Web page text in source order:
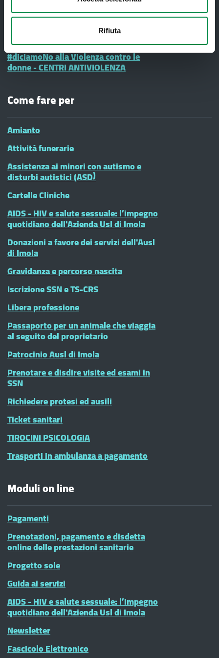
Rifiuta
Informazione e Comunicazione
#diciamoNo alla Violenza contro le
donne - CENTRI ANTIVIOLENZA
Come fare per
Amianto
Attività funerarie
Assistenza ai minori con autismo e
disturbi autistici (ASD)
Cartelle Cliniche
AIDS - HIV e salute sessuale: l’impegno
quotidiano dell'Azienda Usl di Imola
Donazioni a favore dei servizi dell'Ausl
di Imola
Gravidanza e percorso nascita
Iscrizione SSN e TS-CRS
Libera professione
Passaporto per un animale che viaggia
al seguito del proprietario
Patrocinio Ausl di Imola
Prenotare e disdire visite ed esami in
SSN
Richiedere protesi ed ausili
Ticket sanitari
TIROCINI PSICOLOGIA
Trasporti in ambulanza a pagamento
Moduli on line
Pagamenti
Prenotazioni, pagamento e disdetta
online delle prestazioni sanitarie
Progetto sole
Guida ai servizi
AIDS - HIV e salute sessuale: l’impegno
quotidiano dell'Azienda Usl di Imola
Newsletter
Fascicolo Elettronico